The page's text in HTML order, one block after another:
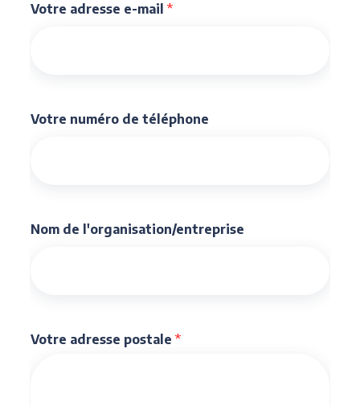
Votre adresse e-mail *
Votre numéro de téléphone
Nom de l'organisation/entreprise
Votre adresse postale *